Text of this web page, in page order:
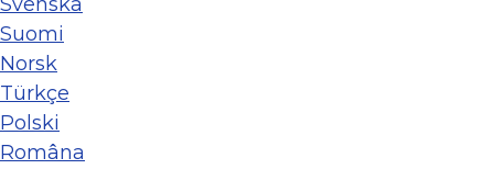
Suomi
Norsk
Türkçe
Polski
Româna